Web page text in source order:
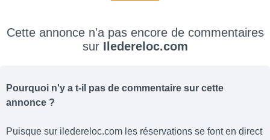
Cette annonce n'a pas encore de commentaires
sur Iledereloc.com
Pourquoi n'y a t-il pas de commentaire sur cette
annonce ?
Puisque sur iledereloc.com les réservations se font en direct